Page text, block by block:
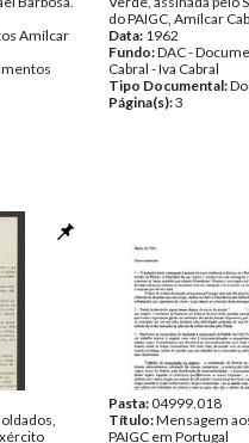
Amílcar
do PAIGC, Amílcar
Data: 1962
Fundo:DAC -
Cabral - Iva Cabral
Tipo Documental:
Página(s):3
Pasta:04999.018
Título:Mensagem
PAIGC em Portugal